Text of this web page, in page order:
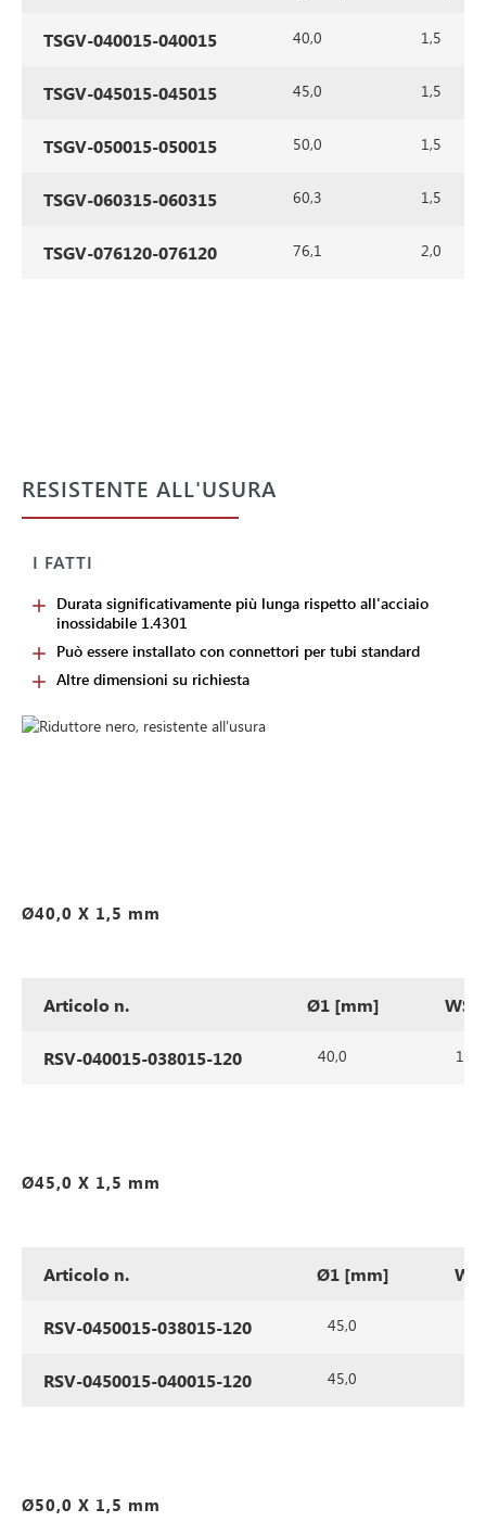
TSGV-040015-040015 40,0 1,5
TSGV-045015-045015 45,0 1,5
TSGV-050015-050015 50,0 1,5
TSGV-060315-060315 60,3 1,5
TSGV-076120-076120 76,1 2,0
RESISTENTE ALL'USURA
I FATTI
Durata significativamente più lunga rispetto all'acciaio
inossidabile 1.4301
Può essere installato con connettori per tubi standard
Altre dimensioni su richiesta
Ø40,0 X 1,5 mm
Articolo n. Ø1 [mm]
RSV-040015-038015-120 40,0 1,5
Ø45,0 X 1,5 mm
Articolo n. Ø1 [mm]
RSV-0450015-038015-120 45,0
RSV-0450015-040015-120 45,0
Ø50,0 X 1,5 mm